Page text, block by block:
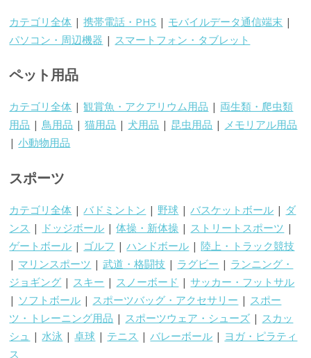
カテゴリ全体 |携帯電話・PHS | モバイルデータ通信端末 |
パソコン・周辺機器 | スマートフォン・タブレット
ペット用品
カテゴリ全体 |観賞魚・アクアリウム用品 | 両生類・爬虫類
用品 |鳥用品 |猫用品 | 犬用品 | 昆虫用品 | メモリアル用品
|小動物用品
スポーツ
カテゴリ全体 |バドミントン | 野球 |バスケットボール | ダ
ンス | ドッジボール |体操・新体操 | ストリートスポーツ |
ゲートボール | ゴルフ |ハンドボール |陸上・トラック競技
| マリンスポーツ |武道・格闘技 | ラグビー | ランニング・
ジョギング | スキー | スノーボード |サッカー・フットサル
| ソフトボール | スポーツバッグ・アクセサリー | スポー
ツ・トレーニング用品 | スポーツウェア・シューズ | スカッ
シュ | 水泳 |卓球 | テニス |バレーボール | ヨガ・ピラティ
ス